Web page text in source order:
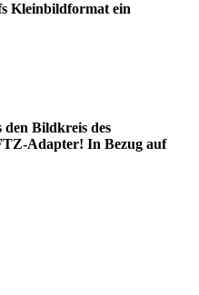
Kleinbildformat ein
den Bildkreis des
Adapter! In Bezug auf